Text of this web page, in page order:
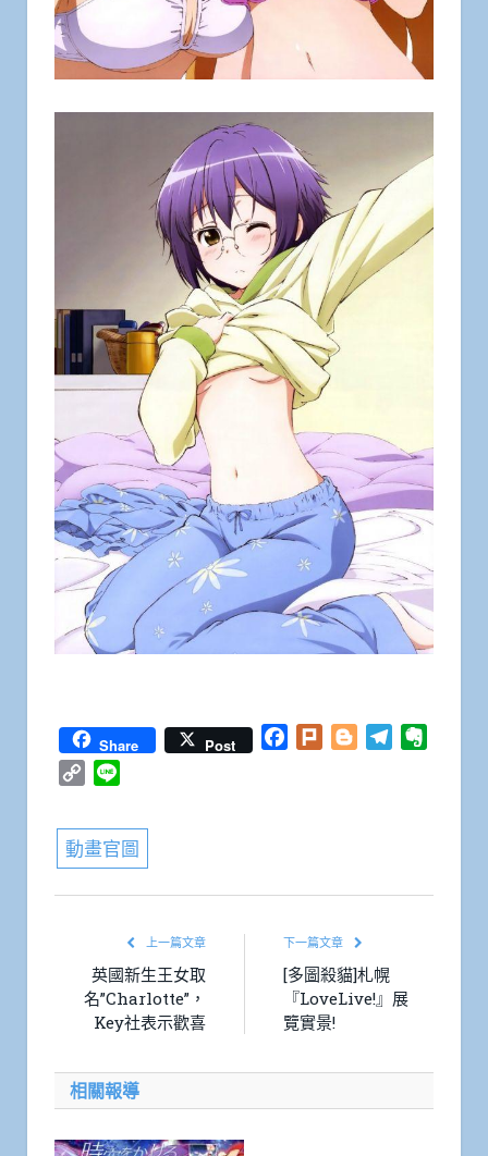
Share Post Facebook
Plurk BloggerTelegram
Copy
動畫官圖
上一篇文章
英國新生王女取
名”Charlotte”，
Key社表示歡喜
下一篇文章
[多圖殺貓]札幌
『LoveLive!』展
覽實景!
相關報導